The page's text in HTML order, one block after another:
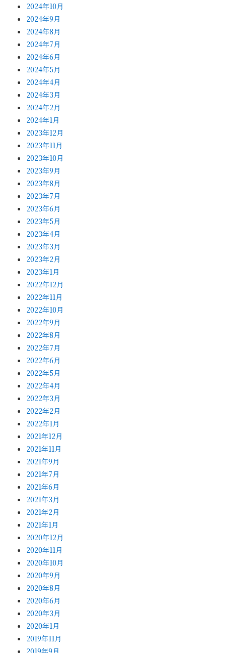
2024年10月
2024年9月
2024年8月
2024年7月
2024年6月
2024年5月
2024年4月
2024年3月
2024年2月
2024年1月
2023年12月
2023年11月
2023年10月
2023年9月
2023年8月
2023年7月
2023年6月
2023年5月
2023年4月
2023年3月
2023年2月
2023年1月
2022年12月
2022年11月
2022年10月
2022年9月
2022年8月
2022年7月
2022年6月
2022年5月
2022年4月
2022年3月
2022年2月
2022年1月
2021年12月
2021年11月
2021年9月
2021年7月
2021年6月
2021年3月
2021年2月
2021年1月
2020年12月
2020年11月
2020年10月
2020年9月
2020年8月
2020年6月
2020年3月
2020年1月
2019年11月
2019年9月